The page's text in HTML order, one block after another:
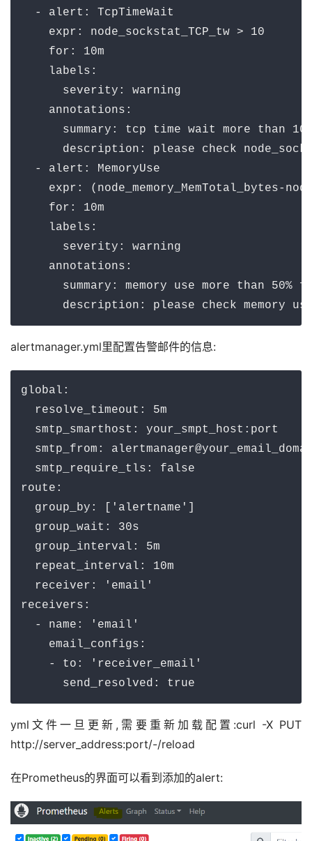
  - alert: TcpTimeWait
    expr: node_sockstat_TCP_tw > 10
    for: 10m
    labels:
      severity: warning
    annotations:
      summary: tcp time wait more than 10
description: please check
  - alert: MemoryUse
expr: (node_memory_MemTotal_bytes-
    for: 10m
    labels:
      severity: warning
    annotations:
summary: memory use more than 50%
description: please check memory
alertmanager.yml里配置告警邮件的信息:
global:
  resolve_timeout: 5m
  smtp_smarthost: your_smpt_host:port
smtp_from:
  smtp_require_tls: false
route:
  group_by: ['alertname']
  group_wait: 30s
  group_interval: 5m
  repeat_interval: 10m
  receiver: 'email'
receivers:
  - name: 'email'
    email_configs:
    - to: 'receiver_email'
      send_resolved: true
yml文件一旦更新,需要重新加载配置:curl -X PUT
http://server_address:port/-/reload
在Prometheus的界面可以看到添加的alert: